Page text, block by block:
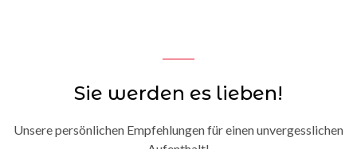
Sie werden es lieben!
Unsere persönlichen Empfehlungen für einen unvergesslichen